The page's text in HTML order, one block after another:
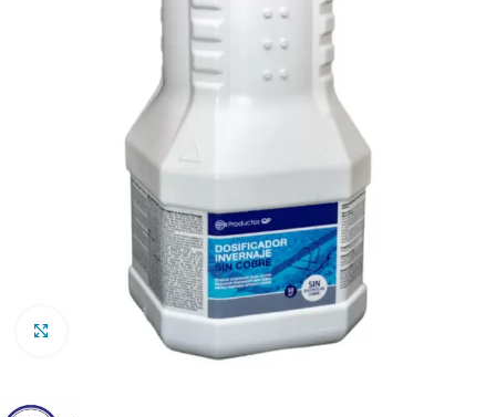
Clic para ampliar